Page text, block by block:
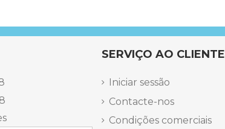
SERVIÇO AO CLIENTE
Iniciar sessão
Contacte-nos
Condições comerciais